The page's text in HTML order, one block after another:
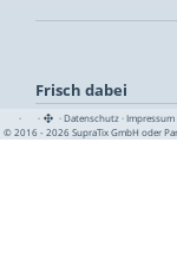
Frisch dabei
· · ·Datenschutz·Impressum
© 2016 - 2026 SupraTix GmbH oder